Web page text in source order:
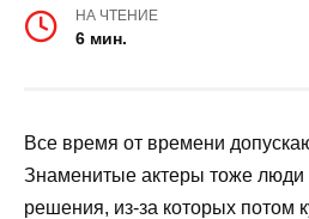
НА ЧТЕНИЕ
6 мин.
Все время от времени
Знаменитые актеры тоже люди
решения, из-за которых потом